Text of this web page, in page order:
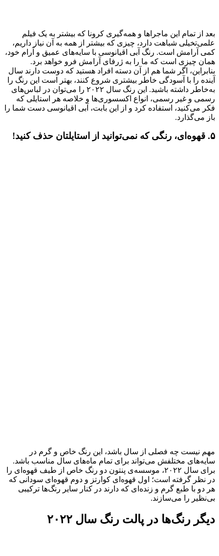
بعد از تمام این ماجراها و همه‌گیری کرونا که بیشتر به یک فیلم
علمی‌تخیلی شباهت دارد، چیزی که بیشتر از همه به آن نیاز داریم،
کمی آرامش است. رنگ آبی اقیانوسی با سایه‌های عمیق و آرام خود،
همان چیزی است که ما را به ژرفای آرامش فرو خواهد برد.
بنابراین، اگر شما هم از آن‌ دسته افراد هستید که دوست دارند سال
آینده را با آسودگی خاطر بیشتری شروع کنند، بهتر است این رنگ را
به‌خاطر داشته باشید. این رنگ سال ۲۰۲۲ را می‌توان در لباس‌های
رسمی و غیر رسمی، انواع اکسسوری‌ها و خلاصه هر استایلی که
فکر می‌کنید، استفاده کرد و از این بابت، آبی اقیانوسی دست شما را
باز می‌گذارد.
۵. قهوه‌ای، رنگی که نمی‌توانید از استایلتان حذف کنید!
مهم نیست چه فصلی از سال باشد، این رنگ خاص و گرم در
سایه‌های مختلفش می‌تواند برای تمام ماه‌های سال مناسب باشد.
برای سال ۲۰۲۲، موسسه‌ی پنتون دو رنگ خاص از طیف قهوه‌ای را
در نظر گرفته است؛ اول قهوه‌ای کوارتز و دوم قهوه‌ای سودانی که
هر دو با طبع گرم و زنده‌ای که دارند در کنار سایر رنگ‌ها ترکیبی
بی‌نظیر را می‌سازند.
دیگر رنگ‌ها در پالت رنگ سال ۲۰۲۲